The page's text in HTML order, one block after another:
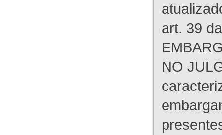
art. 39
NO